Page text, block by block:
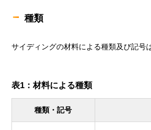
種類
サイディングの材料による種類及び記号
表1：材料による種類
種類・記号